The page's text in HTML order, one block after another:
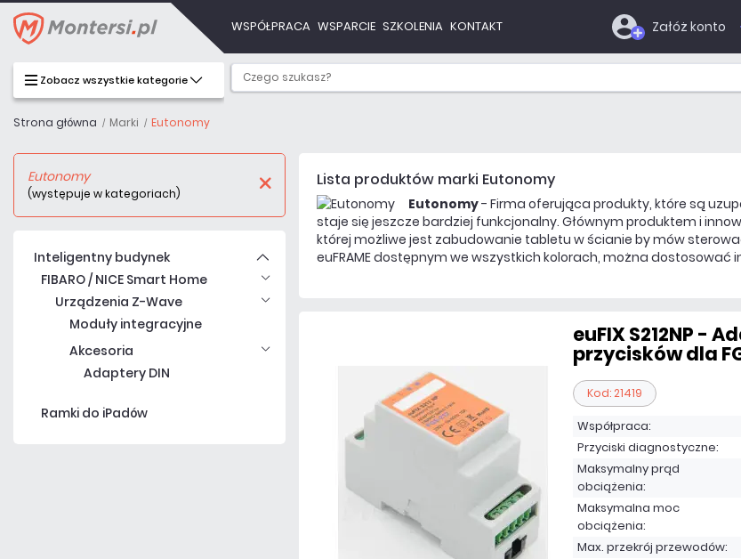
WSPÓŁPRACA WSPARCIE SZKOLENIA KONTAKT Załóż konto
Zobacz wszystkie kategorie
Strona główna Marki Eutonomy
Eutonomy
(występuje w kategoriach)
Inteligentny budynek
FIBARO / NICE Smart Home
Urządzenia Z-Wave
Moduły integracyjne
Akcesoria
Adaptery DIN
Ramki do iPadów
Lista produktów marki Eutonomy
Eutonomy- Firma oferująca produkty, które są
staje się jeszcze bardziej funkcjonalny. Głównym produktem i
której możliwe jest zabudowanie tabletu w ścianie by mów
euFRAME dostępnym we wszystkich kolorach, można dostosować
euFIX S212NP -
przycisków dla
Kod: 21419
Współpraca:
Przyciski diagnostyczne:
Maksymalny prąd
obciążenia:
Maksymalna moc
obciążenia:
Max. przekrój przewodów: